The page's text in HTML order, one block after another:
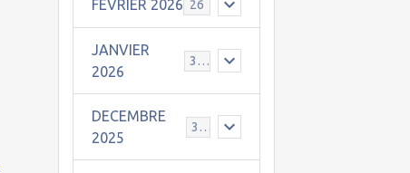
FEVRIER 2026 26
JANVIER
2026
31
DECEMBRE
2025
30